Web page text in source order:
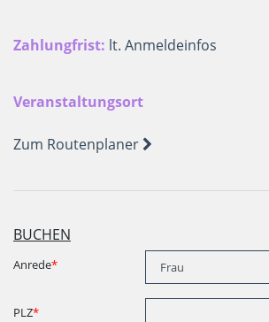
Zahlungfrist: lt. Anmeldeinfos
Veranstaltungsort
Zum Routenplaner
BUCHEN
Anrede*
PLZ*